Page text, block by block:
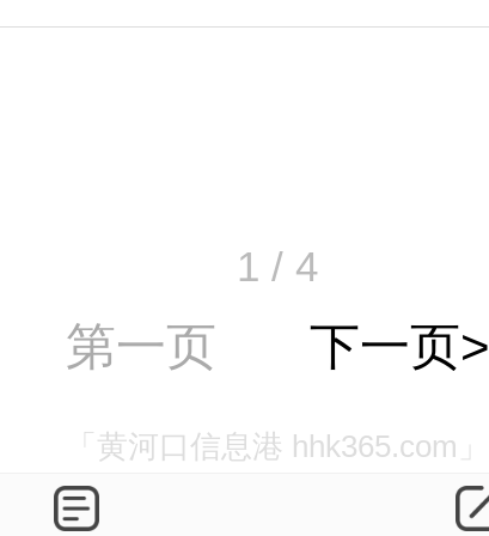
1 / 4
第一页 下一页>
「黄河口信息港 hhk365.com」